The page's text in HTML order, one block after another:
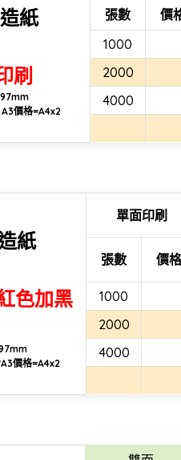
紙
刷
價格=A4x2
張數
價
1000
2000
4000
紙
色加黑
價格=A4x2
單面印刷
張數 價格
1000
2000
4000